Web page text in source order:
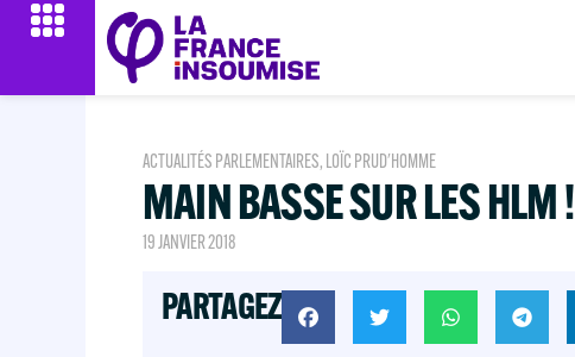
ACTUALITÉS PARLEMENTAIRES, LOÏC PRUD'HOMME
MAIN BASSE SUR LES HLM !
19 JANVIER 2018
PARTAGEZ